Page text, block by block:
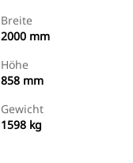
Breite
2000 mm
Höhe
858 mm
Gewicht
1598 kg